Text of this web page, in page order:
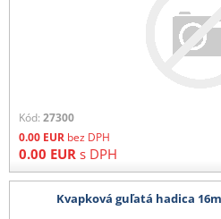
Kód: 27300
0.00 EUR bez DPH
0.00 EUR s DPH
Kvapková guľatá hadica